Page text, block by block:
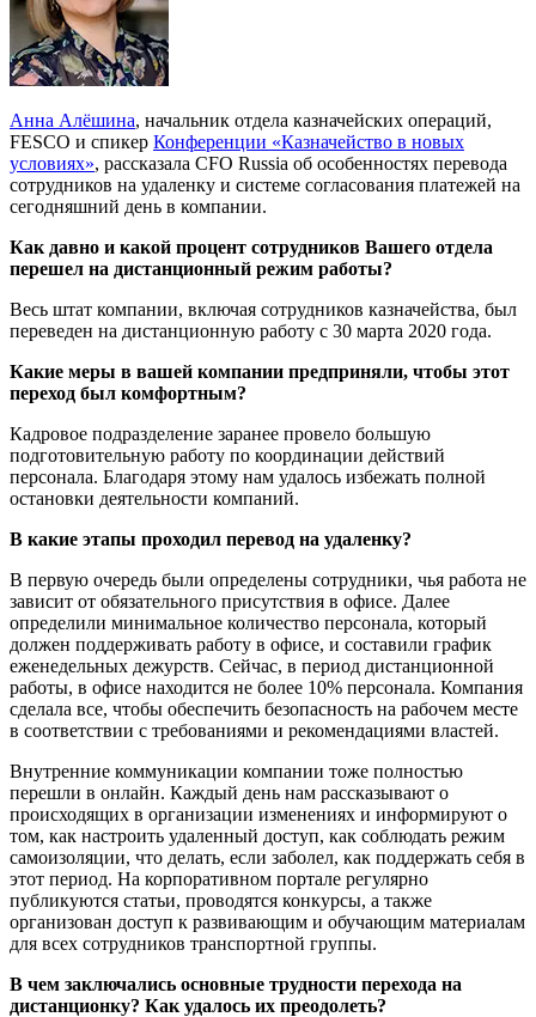
Анна Алёшина, начальник отдела казначейских операций,
FESCO и спикер Конференции «Казначейство в новых
условиях», рассказала CFO Russia об особенностях перевода
сотрудников на удаленку и системе согласования платежей на
сегодняшний день в компании.
Как давно и какой процент сотрудников Вашего отдела
перешел на дистанционный режим работы?
Весь штат компании, включая сотрудников казначейства, был
переведен на дистанционную работу с 30 марта 2020 года.
Какие меры в вашей компании предприняли, чтобы этот
переход был комфортным?
Кадровое подразделение заранее провело большую
подготовительную работу по координации действий
персонала. Благодаря этому нам удалось избежать полной
остановки деятельности компаний.
В какие этапы проходил перевод на удаленку?
В первую очередь были определены сотрудники, чья работа не
зависит от обязательного присутствия в офисе. Далее
определили минимальное количество персонала, который
должен поддерживать работу в офисе, и составили график
еженедельных дежурств. Сейчас, в период дистанционной
работы, в офисе находится не более 10% персонала. Компания
сделала все, чтобы обеспечить безопасность на рабочем месте
в соответствии с требованиями и рекомендациями властей.
Внутренние коммуникации компании тоже полностью
перешли в онлайн. Каждый день нам рассказывают о
происходящих в организации изменениях и информируют о
том, как настроить удаленный доступ, как соблюдать режим
самоизоляции, что делать, если заболел, как поддержать себя в
этот период. На корпоративном портале регулярно
публикуются статьи, проводятся конкурсы, а также
организован доступ к развивающим и обучающим материалам
для всех сотрудников транспортной группы.
В чем заключались основные трудности перехода на
дистанционку? Как удалось их преодолеть?